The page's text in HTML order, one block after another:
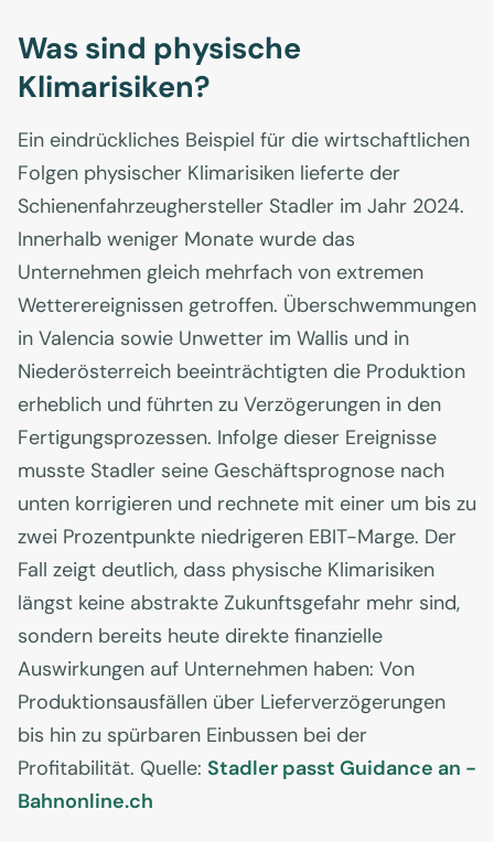
Was sind physische
Klimarisiken?
Ein eindrückliches Beispiel für die wirtschaftlichen
Folgen physischer Klimarisiken lieferte der
Schienenfahrzeughersteller Stadler im Jahr 2024.
Innerhalb weniger Monate wurde das
Unternehmen gleich mehrfach von extremen
Wetterereignissen getroffen. Überschwemmungen
in Valencia sowie Unwetter im Wallis und in
Niederösterreich beeinträchtigten die Produktion
erheblich und führten zu Verzögerungen in den
Fertigungsprozessen. Infolge dieser Ereignisse
musste Stadler seine Geschäftsprognose nach
unten korrigieren und rechnete mit einer um bis zu
zwei Prozentpunkte niedrigeren EBIT-Marge. Der
Fall zeigt deutlich, dass physische Klimarisiken
längst keine abstrakte Zukunftsgefahr mehr sind,
sondern bereits heute direkte finanzielle
Auswirkungen auf Unternehmen haben: Von
Produktionsausfällen über Lieferverzögerungen
bis hin zu spürbaren Einbussen bei der
Profitabilität. Quelle: Stadler passt Guidance an -
Bahnonline.ch